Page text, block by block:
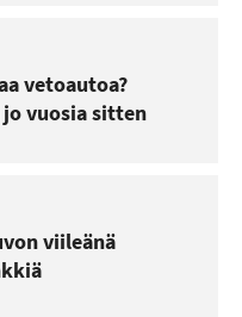
vetoautoa?
vuosia sitten
viileänä